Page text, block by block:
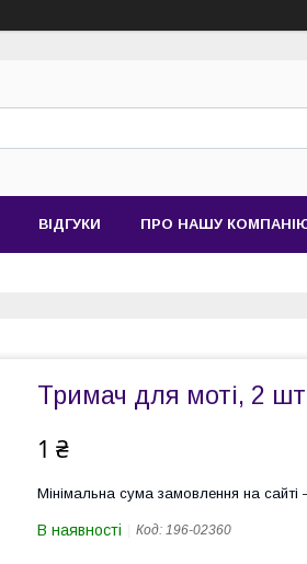
ВІДГУКИ ПРО НАШУ
Тримач для моті, 2
1 ₴
Мінімальна сума замовлення на
В наявності Код: 196-02360